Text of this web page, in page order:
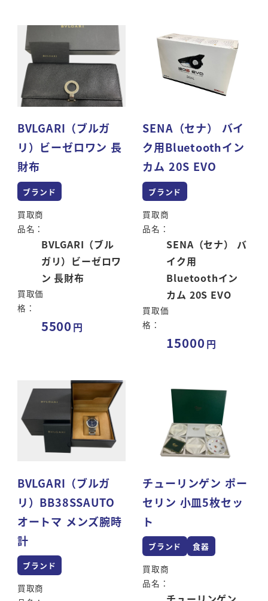
BVLGARI（ブルガ
リ）ビーゼロワン 長
財布
ブランド
買取商
品名：
BVLGARI（ブル
ガリ）ビーゼロワ
ン 長財布
買取価
格：
5500
SENA（セナ） バイ
ク用Bluetoothイン
カム 20S EVO
ブランド
買取商
品名：
SENA（セナ） バ
イク用
Bluetoothイン
カム 20S EVO
買取価
格：
15000
BVLGARI（ブルガ
リ）BB38SSAUTO
オートマ メンズ腕時
計
ブランド
買取商
チューリンゲン ポー
セリン 小皿5枚セッ
ト
ブランド 食器
買取商
品名：